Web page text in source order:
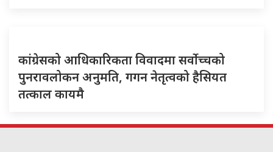
कांग्रेसको आधिकारिकता विवादमा सर्वोच्चको
पुनरावलोकन अनुमति, गगन नेतृत्वको हैसियत
तत्काल कायमै